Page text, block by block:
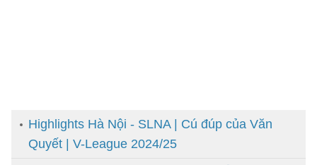
Highlights Hà Nội - SLNA | Cú đúp của Văn
Quyết | V-League 2024/25